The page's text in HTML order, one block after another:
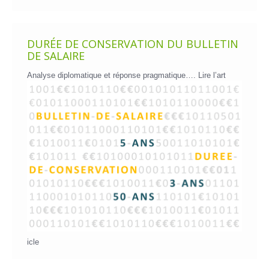
DURÉE DE CONSERVATION DU BULLETIN
DE SALAIRE
Analyse diplomatique et réponse pragmatique…. Lire l’art
icle